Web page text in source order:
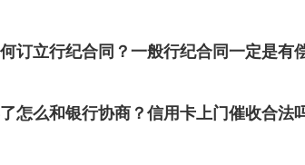
订立行纪合同？一般行纪合同一定是有
怎么和银行协商？信用卡上门催收合法